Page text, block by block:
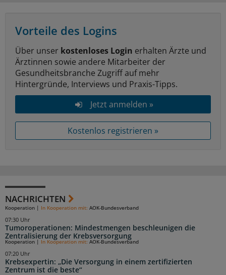
Vorteile des Logins
Über unser kostenloses Login erhalten Ärzte und
Ärztinnen sowie andere Mitarbeiter der
Gesundheitsbranche Zugriff auf mehr
Hintergründe, Interviews und Praxis-Tipps.
Jetzt anmelden »
Kostenlos registrieren »
NACHRICHTEN
Tumoroperationen: Mindestmengen beschleunigen die
Zentralisierung der Krebsversorgung
Kooperation | In Kooperation mit: AOK-Bundesverband
07:30 Uhr
Krebsexpertin: „Die Versorgung in einem zertifizierten
Zentrum ist die beste“
Kooperation | In Kooperation mit: AOK-Bundesverband
07:20 Uhr